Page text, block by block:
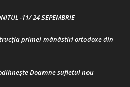
-11/ 24 SEPEMBRIE
primei mănăstiri ortodoxe din
Doamne sufletul nou